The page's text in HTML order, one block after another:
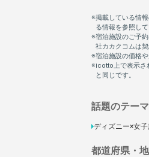
話題のテーマ
ディズニー×女子
都道府県・